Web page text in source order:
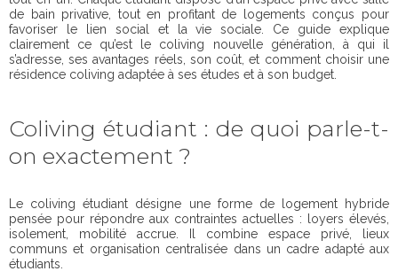
de bain privative, tout en profitant de logements conçus pour
favoriser le lien social et la vie sociale. Ce guide explique
clairement ce qu’est le coliving nouvelle génération, à qui il
s’adresse, ses avantages réels, son coût, et comment choisir une
résidence coliving adaptée à ses études et à son budget.
Coliving étudiant : de quoi parle-t-
on exactement ?
Le coliving étudiant désigne une forme de logement hybride
pensée pour répondre aux contraintes actuelles : loyers élevés,
isolement, mobilité accrue. Il combine espace privé, lieux
communs et organisation centralisée dans un cadre adapté aux
étudiants.